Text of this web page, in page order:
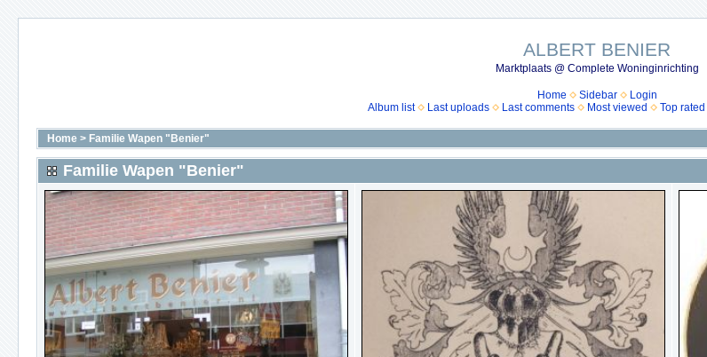
ALBERT BENIER
Marktplaats @ Complete Woninginrichting
Home Sidebar
Login
Album list
Last uploads Last comments Most viewed Top rated
Home > Familie Wapen "Benier"
Familie Wapen "Benier"